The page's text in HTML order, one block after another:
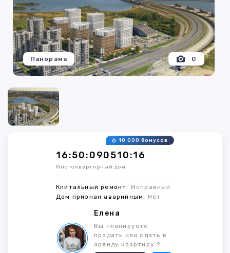
0
Панорама
16:50:090510:16
10 000 бонусов
Многоквартирный дом
Кпитальный ремонт: Исправный
Дом признан аварийным: Нет
Елена
Вы планируете
продать или сдать в
аренду квартиру ?